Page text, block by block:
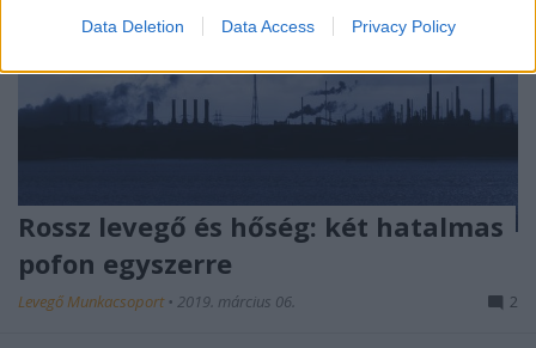
Data Deletion Data Access Privacy Policy
Rossz levegő és hőség: két hatalmas
pofon egyszerre
Levegő Munkacsoport • 2019. március 06. 2